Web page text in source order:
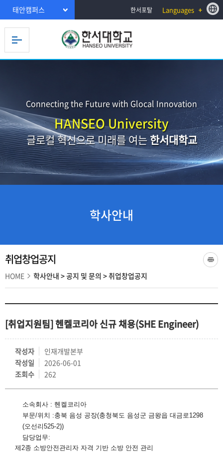
태안캠퍼스 한서포탈 Languages
Connecting the Future with Glocal Innovation
HANSEO University
글로컬 혁신으로 미래를 여는한서대학교
학사안내
취업창업공지
HOME 학사안내 >공지 및 문의 >취업창업공지
[취업지원팀] 헨켈코리아 신규 채용(SHE Engineer)
작성자
인재개발본부
작성일
2026-06-01
조회수
262
소속회사 : 헨켈코리아
부문/위치 :충북 음성 공장(충청북도 음성군 금왕읍 대금로1298
(오선리525-2))
담당업무:
제2종 소방안전관리자 자격 기반 소방 안전 관리